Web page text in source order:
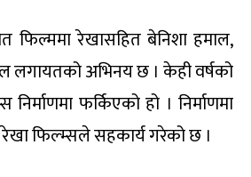
फिल्ममा रेखासहित बेनिशा हमाल,
लगायतको अभिनय छ । केही वर्षको
फर्किएको हो । निर्माणमा
फिल्म्सले सहकार्य गरेको छ ।